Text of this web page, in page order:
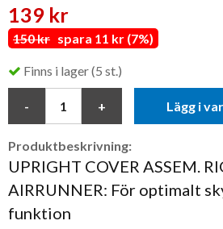
139 kr
150 kr spara 11 kr (7%)
Finns i lager (5 st.)
Lägg i
Produktbeskrivning:
UPRIGHT COVER ASSEM.
AIRRUNNER: För optimalt
funktion